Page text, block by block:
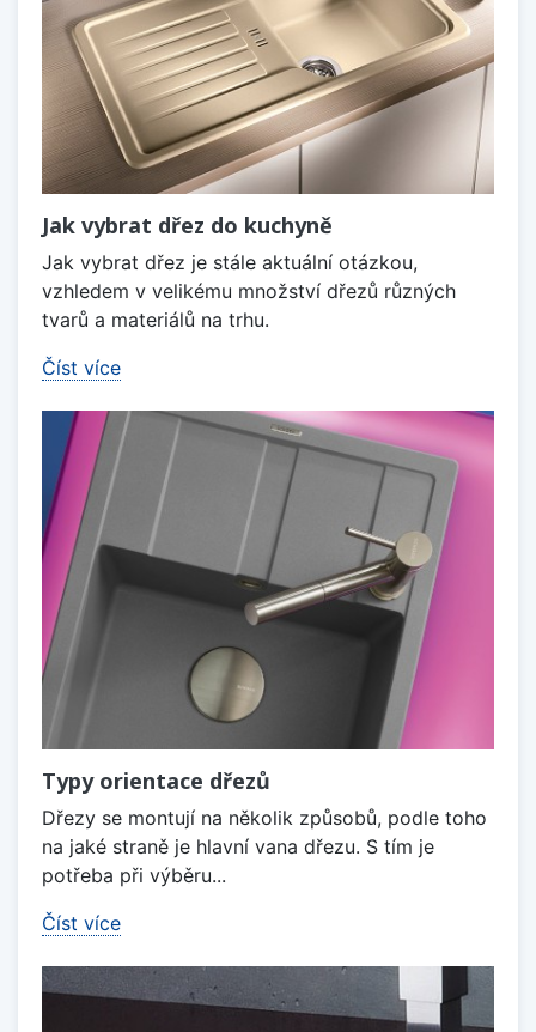
Jak vybrat dřez do kuchyně
Jak vybrat dřez je stále aktuální otázkou,
vzhledem v velikému množství dřezů různých
tvarů a materiálů na trhu.
Číst více
Typy orientace dřezů
Dřezy se montují na několik způsobů, podle toho
na jaké straně je hlavní vana dřezu. S tím je
potřeba při výběru...
Číst více